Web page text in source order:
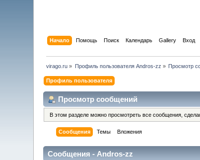
Начало Помощь Поиск Календарь Gallery Вход
virago.ru » Профиль пользователя Andros-zz » Просмотр
Профиль пользователя
Просмотр сообщений
В этом разделе можно просмотреть все сообщения,
Сообщения Темы Вложения
Сообщения - Andros-zz